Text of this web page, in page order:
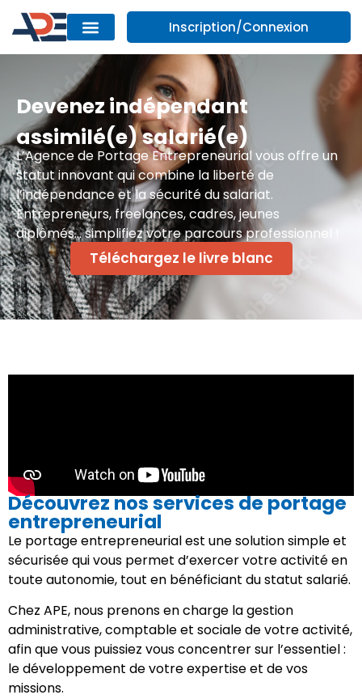
Inscription/Connexion
Devenez indépendant
assimilé(e) salarié(e)
L’Agence de Portage Entrepreneurial vous offre un
statut innovant qui combine la liberté de
l’indépendance et la sécurité du salariat.
Entrepreneurs, freelances, cadres, jeunes
diplômés… simplifiez votre parcours professionnel !
Téléchargez le livre blanc
Découvrez nos services de portage
entrepreneurial
Le portage entrepreneurial est une solution simple et
sécurisée qui vous permet d’exercer votre activité en
toute autonomie, tout en bénéficiant du statut salarié.
Chez APE, nous prenons en charge la gestion
administrative, comptable et sociale de votre activité,
afin que vous puissiez vous concentrer sur l’essentiel :
le développement de votre expertise et de vos
missions.